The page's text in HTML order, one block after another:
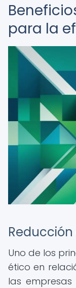
para la
Uno de los
ético en
las